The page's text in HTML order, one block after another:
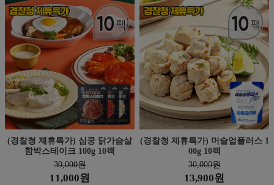
(경찰청 제휴특가) 심쿵 닭가슴살
함박스테이크 100g 10팩
30,000원
11,000원
(경찰청 제휴특가) 머슬업플러스 1
00g 10팩
30,000원
13,900원